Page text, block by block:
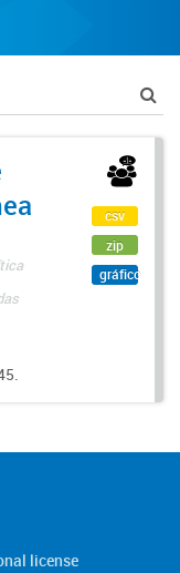
csv
zip
gráfico
license